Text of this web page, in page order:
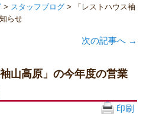
> スタッフブログ > 「レストハウス袖
らせ
次の記事へ →
袖山高原」の今年度の営業
印刷